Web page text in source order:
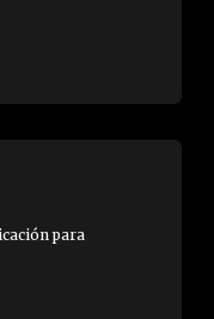
para